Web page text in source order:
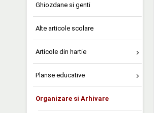
Ghiozdane si genti
Alte articole scolare
Articole din hartie
Planse educative
Organizare si Arhivare